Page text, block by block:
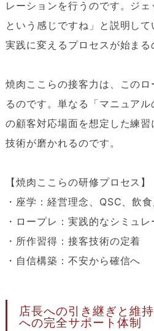
レーションを行うのです。ジ
という感じですね」と説明し
実践に変えるプロセスが始まる
焼肉ここらの接客力は、この
るのです。単なる「マニュア
の顧客対応場面を想定した練
技術が磨かれるのです。
【焼肉ここらの研修プロセス】
・座学：経営理念、QSC、飲
・ロープレ：実践的なシミュレ
・所作習得：接客技術の定着
・自信構築：不安から確信へ
店長への引き継ぎと維
への完全サポート体制